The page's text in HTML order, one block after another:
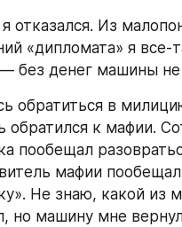
отказался. Из
«дипломата» я все-
— без денег машины не
обратиться в
обратился к мафии.
пообещал
мафии
Не знаю, какой из
но машину мне